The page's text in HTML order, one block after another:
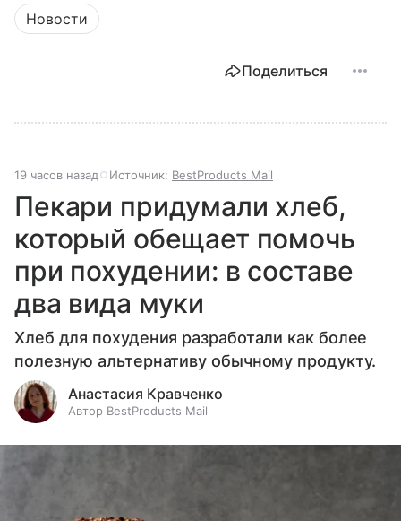
Новости
Поделиться
19 часов назад Источник: BestProducts Mail
Пекари придумали хлеб,
который обещает помочь
при похудении: в составе
два вида муки
Хлеб для похудения разработали как более
полезную альтернативу обычному продукту.
Анастасия Кравченко
Автор BestProducts Mail